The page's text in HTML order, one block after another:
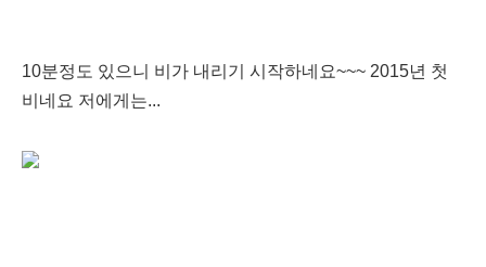
10분정도 있으니 비가 내리기 시작하네요~~~ 2015년 첫
비네요 저에게는...